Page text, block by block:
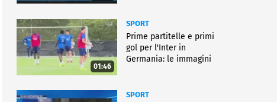
01:46
SPORT
Prime partitelle e primi
gol per l'Inter in
Germania: le immagini
SPORT